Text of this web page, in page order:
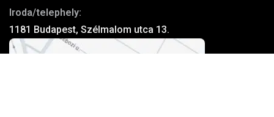
Iroda/telephely:
1181 Budapest, Szélmalom utca 13.